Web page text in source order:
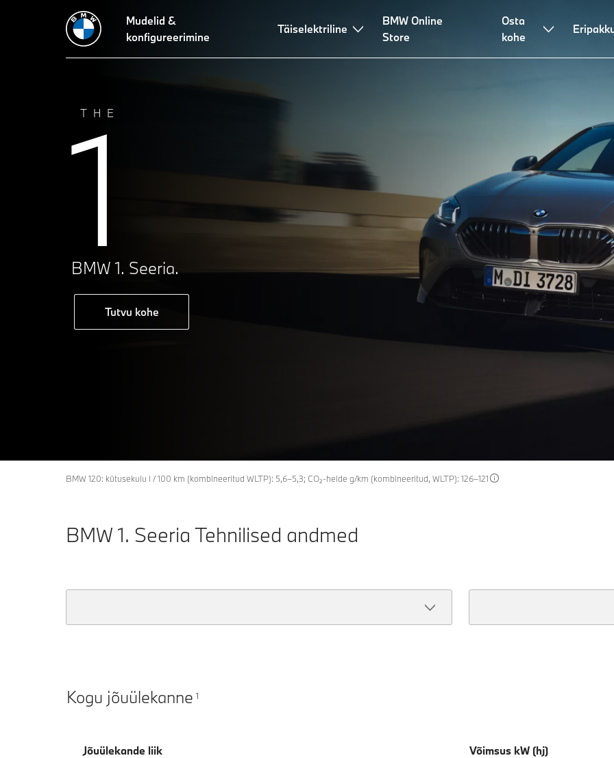
Mudelid &
konfigureerimine
Täiselektriline
BMW Online
Store
Osta
kohe
THE
1
BMW 1. Seeria.
Tutvu kohe
BMW 120: kütusekulu l / 100 km (kombineeritud WLTP): 5,6–5,3; CO₂-heide g/km (kombineeritud, WLTP): 126–121
BMW 1. Seeria Tehnilised andmed
Kogu jõuülekanne 1
Jõuülekande liik
Võimsus kW (hj)